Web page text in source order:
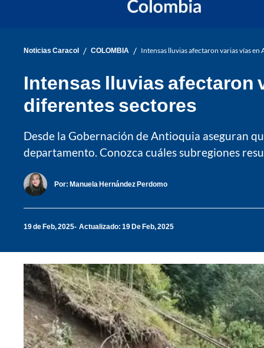
Noticias Caracol / COLOMBIA / Intensas lluvias afectaron varias vías
Intensas lluvias afectaron
diferentes sectores
Desde la Gobernación de Antioquia aseguran
departamento. Conozca cuáles subregiones
Por: Manuela Hernández Perdomo
19 de Feb, 2025 Actualizado: 19 De Feb, 2025